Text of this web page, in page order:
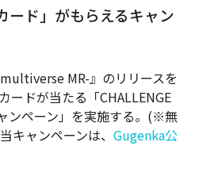
MR-』のリリースを
ードが当たる「CHALLENGE
ンペーン」を実施する。(※無
キャンペーンは、